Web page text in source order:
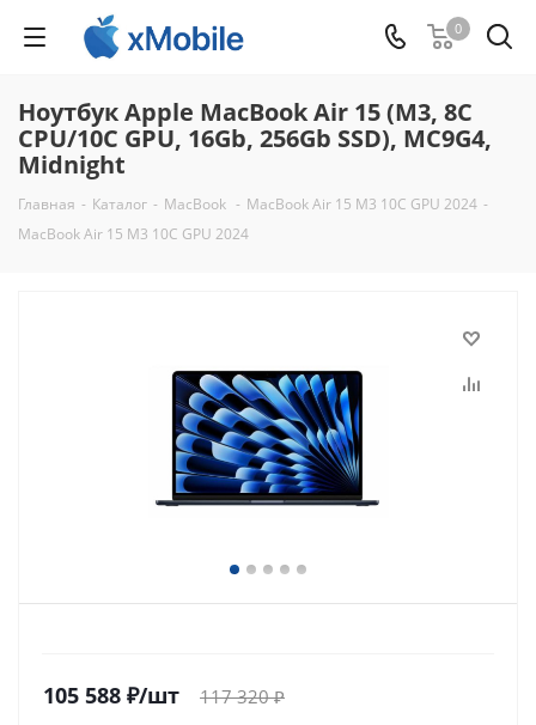
0
Ноутбук Apple MacBook Air 15 (M3, 8C
CPU/10C GPU, 16Gb, 256Gb SSD), MC9G4,
Midnight
Главная - Каталог - MacBook - MacBook Air 15 M3 10C GPU 2024 -
MacBook Air 15 M3 10C GPU 2024
105 588 ₽/шт 117 320₽